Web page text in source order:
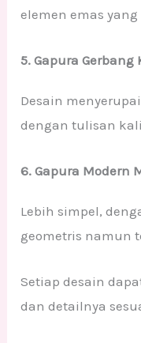
elemen emas
5. Gapura Gerbang
Desain
dengan tulisan
6. Gapura Modern
Lebih simpel,
geometris namun
Setiap desain
dan detailnya